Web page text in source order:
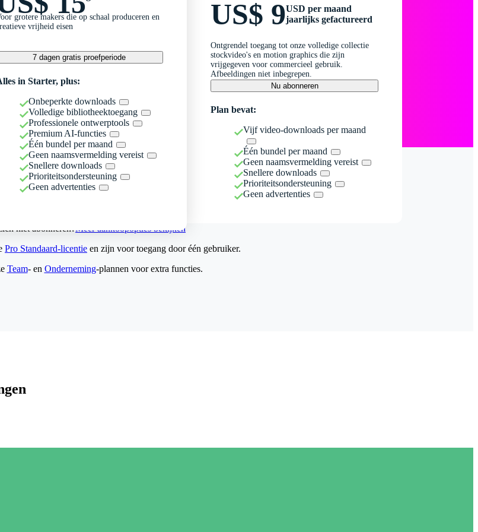
grotere makers die op schaal produceren en
vrijheid eisen
7 dagen gratis proefperiode
in Starter, plus:
Onbeperkte downloads
Volledige bibliotheektoegang
Professionele ontwerptools
Premium AI-functies
Één bundel per maand
Geen naamsvermelding vereist
Snellere downloads
Prioriteitsondersteuning
Geen advertenties
US$ 9USD per maand
jaarlijks gefactureerd
Ontgrendel toegang tot onze volledige collectie
stockvideo's en motion graphics die zijn
vrijgegeven voor commercieel gebruik.
Afbeeldingen niet inbegrepen.
Nu abonneren
Plan bevat:
Vijf video-downloads per maand
Één bundel per maand
Geen naamsvermelding vereist
Snellere downloads
Prioriteitsondersteuning
Geen advertenties
niet abonneren?Meer aankoopopties bekijken
Pro Standaard-licentie en zijn voor toegang door één gebruiker.
Team- en Onderneming-plannen voor extra functies.